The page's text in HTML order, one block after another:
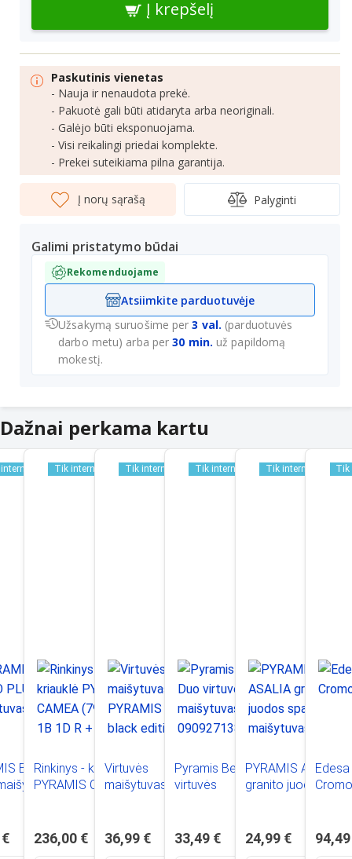
Į krepšelį
Paskutinis vienetas
- Nauja ir nenaudota prekė.
- Pakuotė gali būti atidaryta arba neoriginali.
- Galėjo būti eksponuojama.
- Visi reikalingi priedai komplekte.
- Prekei suteikiama pilna garantija.
Į norų sąrašą Palyginti
Galimi pristatymo būdai
Rekomenduojame
Atsiimkite parduotuvėje
Užsakymą suruošime per3 val. (parduotuvės
darbo metu) arba per30 min. už papildomą
mokestį.
Dažnai perkama kartu
BELLO
Tik internetu
Rinkinys - kriauklė
PYRAMIS CAMEA
Black Edition -
070168502BE - Vo
236,00 €
Tik internetu
Virtuvės
maišytuvas
36,99 €
Tik internetu
Pyramis Bello Duo
virtuvės
Granitas,
sidabrinis/juodas
33,49 €
Tik internetu
PYRAMIS ASALIA
granito juodos
24,99 €
Tik